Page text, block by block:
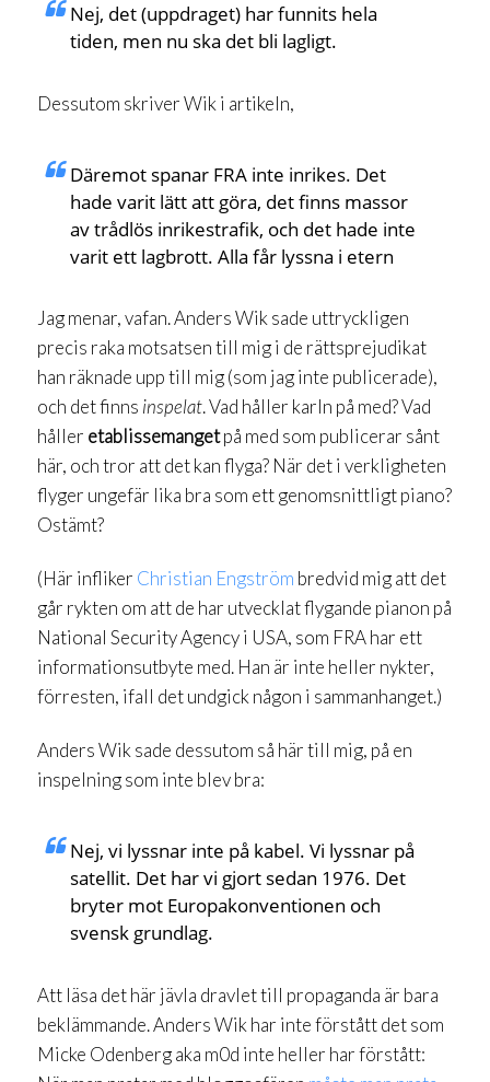
Nej, det (uppdraget) har funnits hela
tiden, men nu ska det bli lagligt.
Dessutom skriver Wik i artikeln,
Däremot spanar FRA inte inrikes. Det
hade varit lätt att göra, det finns massor
av trådlös inrikestrafik, och det hade inte
varit ett lagbrott. Alla får lyssna i etern
Jag menar, vafan. Anders Wik sade uttryckligen
precis raka motsatsen till mig i de rättsprejudikat
han räknade upp till mig (som jag inte publicerade),
och det finns inspelat. Vad håller karln på med? Vad
håller etablissemangetpå med som publicerar sånt
här, och tror att det kan flyga? När det i verkligheten
flyger ungefär lika bra som ett genomsnittligt piano?
Ostämt?
(Här infliker Christian Engström bredvid mig att det
går rykten om att de har utvecklat flygande pianon på
National Security Agency i USA, som FRA har ett
informationsutbyte med. Han är inte heller nykter,
förresten, ifall det undgick någon i sammanhanget.)
Anders Wik sade dessutom så här till mig, på en
inspelning som inte blev bra:
Nej, vi lyssnar inte på kabel. Vi lyssnar på
satellit. Det har vi gjort sedan 1976. Det
bryter mot Europakonventionen och
svensk grundlag.
Att läsa det här jävla dravlet till propaganda är bara
beklämmande. Anders Wik har inte förstått det som
Micke Odenberg aka m0d inte heller har förstått: